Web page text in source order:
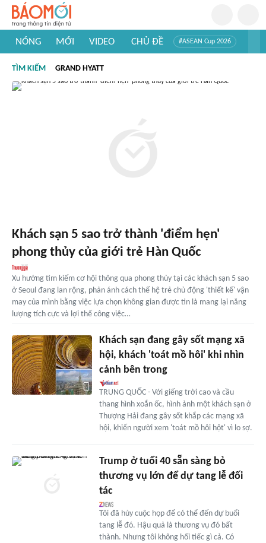
NÓNG MỚI VIDEO CHỦ ĐỀ #ASEAN Cup 2026
#Khám phá thế giới
TÌM KIẾM GRAND HYATT
Khách sạn 5 sao trở thành 'điểm hẹn'
phong thủy của giới trẻ Hàn Quốc
Xu hướng tìm kiếm cơ hội thông qua phong thủy tại các khách sạn 5 sao
ở Seoul đang lan rộng, phản ánh cách thế hệ trẻ chủ động 'thiết kế' vận
may của mình bằng việc lựa chọn không gian được tin là mang lại năng
lượng tích cực và lợi thế công việc…
Khách sạn đang gây sốt mạng xã
hội, khách 'toát mồ hôi' khi nhìn
cảnh bên trong
TRUNG QUỐC - Với giếng trời cao và cầu
thang hình xoắn ốc, hình ảnh một khách sạn ở
Thượng Hải đang gây sốt khắp các mạng xã
hội, khiến người xem 'toát mồ hôi hột' vì lo sợ.
Trump ở tuổi 40 sẵn sàng bỏ
thương vụ lớn để dự tang lễ đối
tác
Tôi đã hủy cuộc họp để có thể đến dự buổi
tang lễ đó. Hậu quả là thương vụ đó bất
thành. Nhưng tôi không hối tiếc gì cả. Có